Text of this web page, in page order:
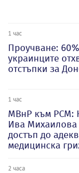
1 час
Проучване:
украинците
отстъпки за
1 час
МВнР към РСМ:
Ива Михаилова
достъп до
медицинска
2 часа